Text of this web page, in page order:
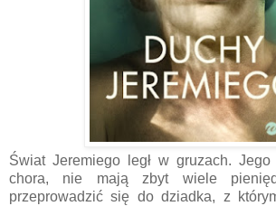
Świat Jeremiego legł w gruzach.
chora, nie mają zbyt wiele
przeprowadzić się do dziadka, z